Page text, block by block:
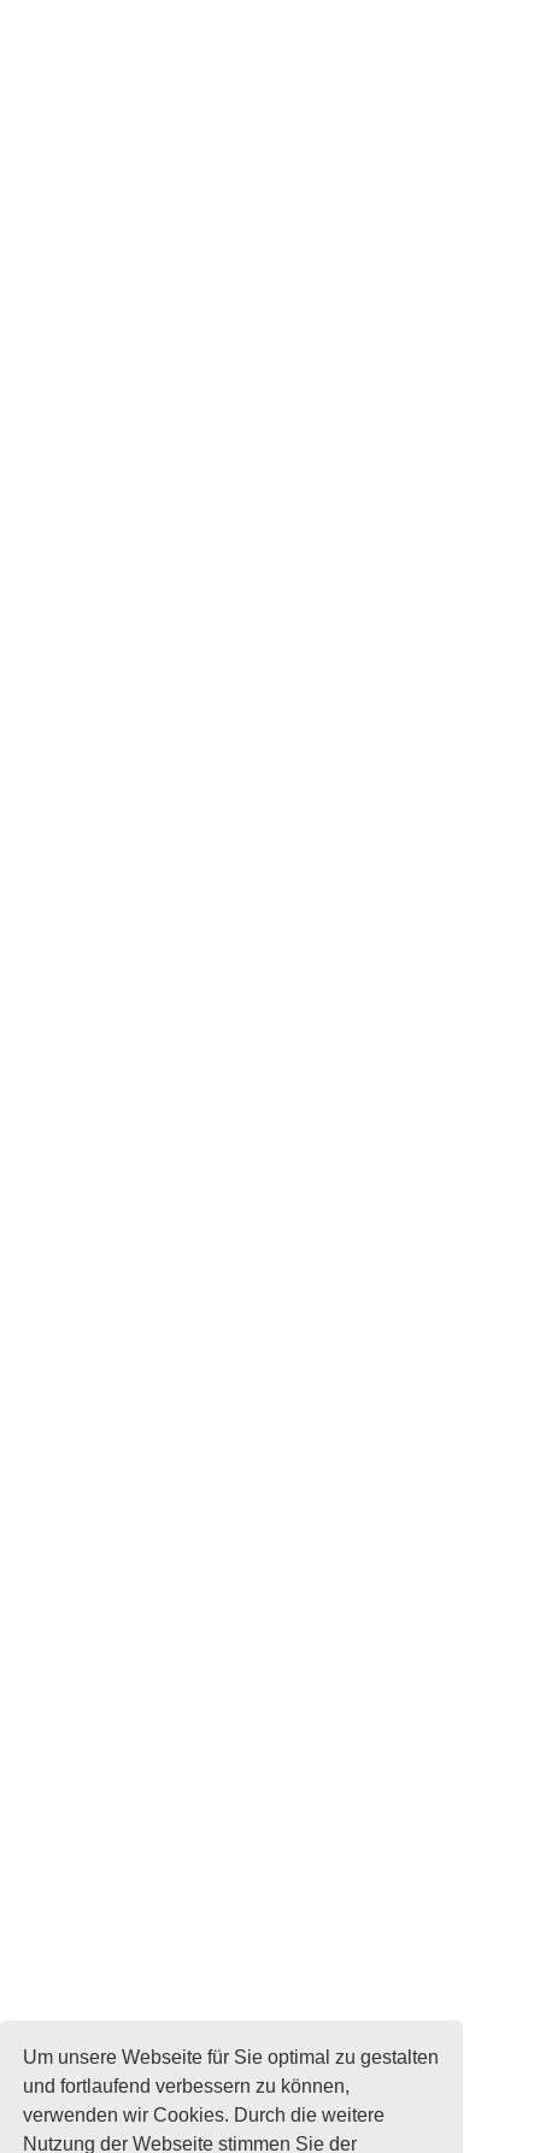
Um unsere Webseite für Sie optimal zu gestalten
und fortlaufend verbessern zu können,
verwenden wir Cookies. Durch die weitere
Nutzung der Webseite stimmen Sie der